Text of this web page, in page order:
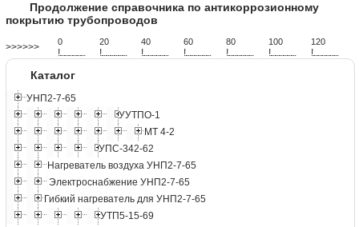
Продолжение справочника по антикоррозионному
покрытию трубопроводов
>>>>>> 0
!...................
20
!...................
40
!...................
60
!...................
80
!...................
100
!...................
120
!...................
Каталог
УНП2-7-65
УУТПО-1
МТ 4-2
УПС-342-62
Нагреватель воздуха УНП2-7-65
Электроснабжение УНП2-7-65
Гибкий нагреватель для УНП2-7-65
УТП5-15-69